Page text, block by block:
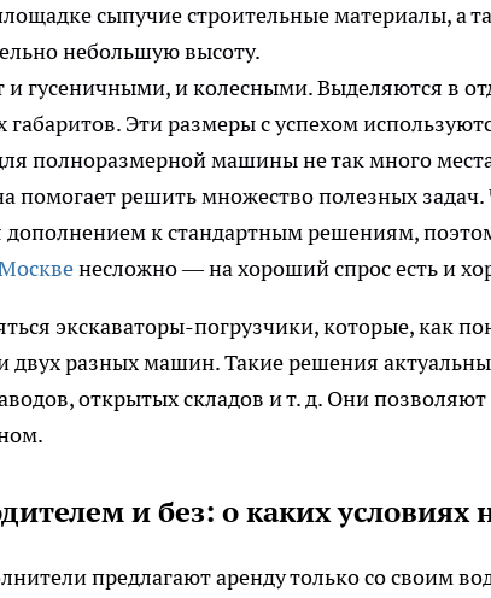
сыпучие строительные материалы, а
небольшую высоту.
гусеничными, и колесными. Выделяются в
Эти размеры с успехом
полноразмерной машины не так много
помогает решить множество полезных
дополнением к стандартным решениям,
несложно — на хороший спрос есть и
экскаваторы-погрузчики, которые, как
двух разных машин. Такие решения
открытых складов и т. д. Они
и без: о каких условиях
предлагают аренду только со своим